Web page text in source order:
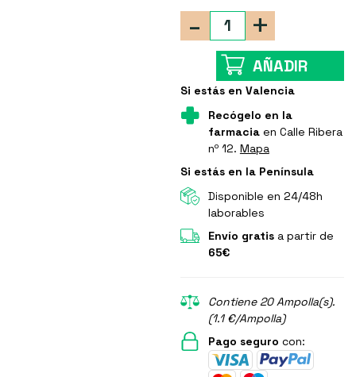
+
-
AÑADIR
Si estás en Valencia
Recógelo en la
farmaciaen Calle Ribera
nº 12. Mapa
Si estás en la Península
Disponible en 24/48h
laborables
Envío gratisa partir de
65€
Contiene 20 Ampolla(s).
(1.1 €/Ampolla)
Pago seguro con: